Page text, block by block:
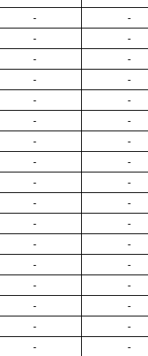
- -
- -
- -
- -
- -
- -
- -
- -
- -
- -
- -
- -
- -
- -
- -
- -
- -